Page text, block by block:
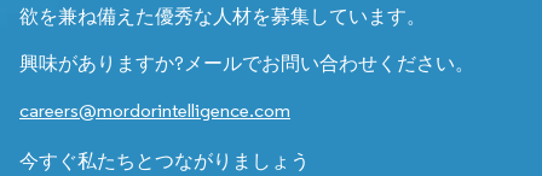
欲を兼ね備えた優秀な人材を募集しています。
興味がありますか?メールでお問い合わせください。
careers@mordorintelligence.com
今すぐ私たちとつながりましょう